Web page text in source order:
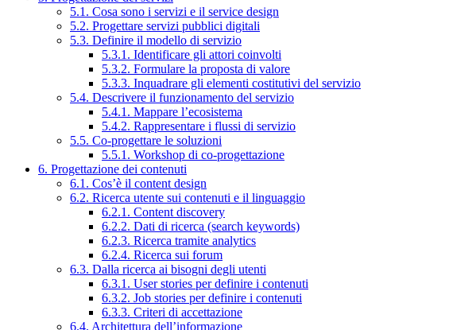
5.1. Cosa sono i servizi e il service design
5.2. Progettare servizi pubblici digitali
5.3. Definire il modello di servizio
5.3.1. Identificare gli attori coinvolti
5.3.2. Formulare la proposta di valore
5.3.3. Inquadrare gli elementi costitutivi del servizio
5.4. Descrivere il funzionamento del servizio
5.4.1. Mappare l’ecosistema
5.4.2. Rappresentare i flussi di servizio
5.5. Co-progettare le soluzioni
5.5.1. Workshop di co-progettazione
6. Progettazione dei contenuti
6.1. Cos’è il content design
6.2. Ricerca utente sui contenuti e il linguaggio
6.2.1. Content discovery
6.2.2. Dati di ricerca (search keywords)
6.2.3. Ricerca tramite analytics
6.2.4. Ricerca sui forum
6.3. Dalla ricerca ai bisogni degli utenti
6.3.1. User stories per definire i contenuti
6.3.2. Job stories per definire i contenuti
6.3.3. Criteri di accettazione
6.4. Architettura dell’informazione